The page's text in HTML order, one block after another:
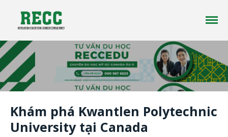
Trang chủ
Tư vấn Du Học - Reccedu | Du học
Úc, Mỹ, Canada, New Zealand uy
tín tại Việt Nam
Công ty tư vấn du học RECC EDUCATION là một
kinh nghiệm trong lĩnh vực du học ở nhiều
quốc gia trên thế giới
Khám phá Kwantlen Polytechnic
University tại Canada